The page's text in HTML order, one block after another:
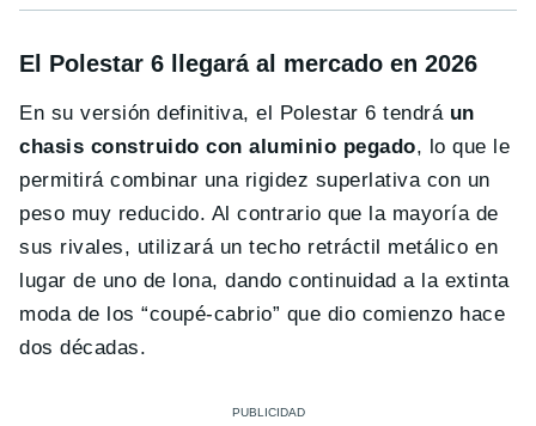
El Polestar 6 llegará al mercado en 2026
En su versión definitiva, el Polestar 6 tendráun
chasis construido con aluminio pegado, lo que le
permitirá combinar una rigidez superlativa con un
peso muy reducido. Al contrario que la mayoría de
sus rivales, utilizará un techo retráctil metálico en
lugar de uno de lona, dando continuidad a la extinta
moda de los “coupé-cabrio” que dio comienzo hace
dos décadas.